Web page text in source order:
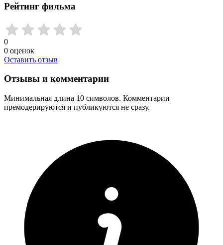
Рейтинг фильма
0
0 оценок
Оставить отзыв
Отзывы и комментарии
Минимальная длина 10 символов. Комментарии
премодерируются и публикуются не сразу.